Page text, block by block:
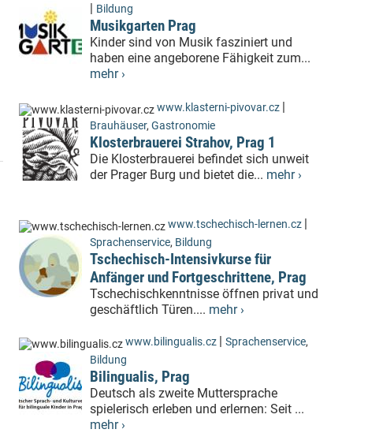
| Bildung
Musikgarten Prag
Kinder sind von Musik fasziniert und
haben eine angeborene Fähigkeit zum...
mehr ›
www.klasterni-pivovar.cz |
Brauhäuser, Gastronomie
Klosterbrauerei Strahov, Prag 1
Die Klosterbrauerei befindet sich unweit
der Prager Burg und bietet die... mehr ›
www.tschechisch-lernen.cz |
Sprachenservice, Bildung
Tschechisch-Intensivkurse für
Anfänger und Fortgeschrittene, Prag
Tschechischkenntnisse öffnen privat und
geschäftlich Türen.... mehr ›
www.bilingualis.cz | Sprachenservice,
Bildung
Bilingualis, Prag
Deutsch als zweite Muttersprache
spielerisch erleben und erlernen: Seit ...
mehr ›